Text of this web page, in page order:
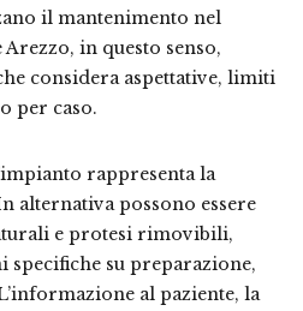
il mantenimento nel
in questo senso,
considera aspettative, limiti
per caso.
rappresenta la
alternativa possono essere
e protesi rimovibili,
su preparazione,
al paziente, la